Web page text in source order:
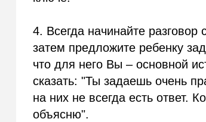
4. Всегда начинайте
затем предложите ребенку
что для него Вы – основной
сказать: "Ты задаешь очень
на них не всегда есть ответ.
объясню".